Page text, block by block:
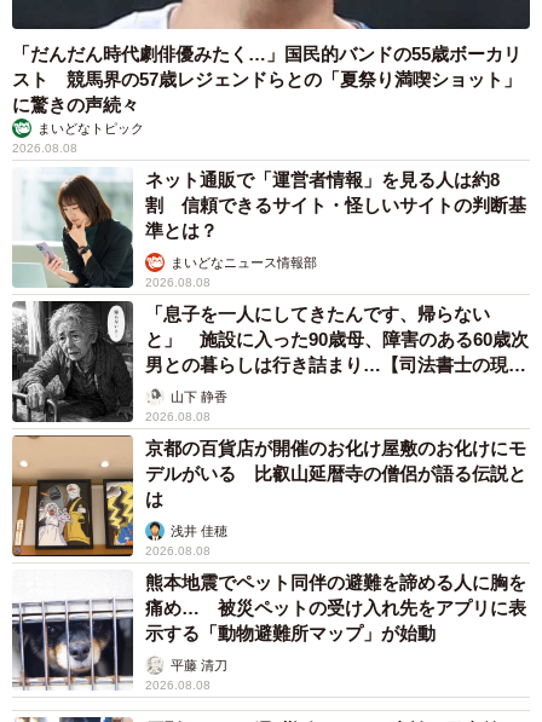
店長さんの通報で警察官が到着（YouTube動画からキャプチャー／提供：
山族ライダーズ【☆すずch☆】）
そして1時間後、ようやく飼い主の男女が現れました。ファ
ストフード店に行き、愛犬のことを忘れていたとのこと。
警察官も出動する大ごとになっているとは予想だにしてい
なかったようです。
「だんだん時代劇俳優みたく…」国民的バンドの55歳ボーカリ
スト 競馬界の57歳レジェンドらとの「夏祭り満喫ショット」
に驚きの声続々
まいどなトピック
2026.08.08
ネット通販で「運営者情報」を見る人は約8
割 信頼できるサイト・怪しいサイトの判断基
準とは？
まいどなニュース情報部
2026.08.08
「息子を一人にしてきたんです、帰らない
と」 施設に入った90歳母、障害のある60歳次
男との暮らしは行き詰まり…【司法書士の現場
から】山下 静香
2026.08.08
京都の百貨店が開催のお化け屋敷のお化けにモ
デルがいる 比叡山延暦寺の僧侶が語る伝説と
は
浅井 佳穂
2026.08.08
熊本地震でペット同伴の避難を諦める人に胸を
痛め… 被災ペットの受け入れ先をアプリに表
示する「動物避難所マップ」が始動
平藤 清刀
2026.08.08